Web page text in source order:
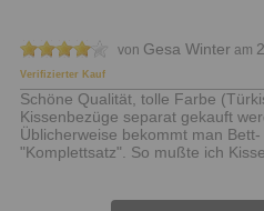
Verifizierter Kauf
von Gesa Winter am
Schöne Qualität, tolle Farbe
Kissenbezüge separat gekauft
Üblicherweise bekommt man
"Komplettsatz". So mußte ich